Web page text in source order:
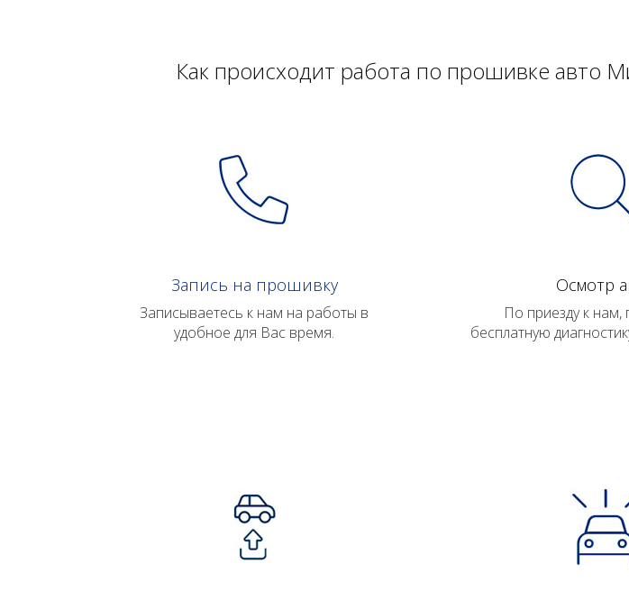
Как происходит работа по прошивке авто
Запись на прошивку
Записываетесь к нам на работы в
удобное для Вас время.
Осмотр
По приезду к нам,
бесплатную